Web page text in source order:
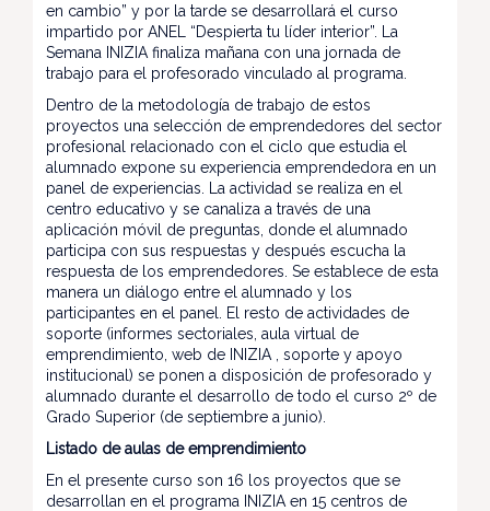
en cambio” y por la tarde se desarrollará el curso
impartido por ANEL “Despierta tu líder interior”. La
Semana INIZIA finaliza mañana con una jornada de
trabajo para el profesorado vinculado al programa.
Dentro de la metodología de trabajo de estos
proyectos una selección de emprendedores del sector
profesional relacionado con el ciclo que estudia el
alumnado expone su experiencia emprendedora en un
panel de experiencias. La actividad se realiza en el
centro educativo y se canaliza a través de una
aplicación móvil de preguntas, donde el alumnado
participa con sus respuestas y después escucha la
respuesta de los emprendedores. Se establece de esta
manera un diálogo entre el alumnado y los
participantes en el panel. El resto de actividades de
soporte (informes sectoriales, aula virtual de
emprendimiento, web de INIZIA , soporte y apoyo
institucional) se ponen a disposición de profesorado y
alumnado durante el desarrollo de todo el curso 2º de
Grado Superior (de septiembre a junio).
Listado de aulas de emprendimiento
En el presente curso son 16 los proyectos que se
desarrollan en el programa INIZIA en 15 centros de